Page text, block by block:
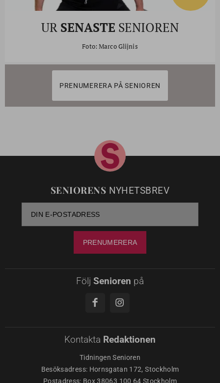
UR SENASTE SENIOREN
Foto: Marco Glijnis
PRENUMERERA PÅ SENIOREN
SENIORENS NYHETSBREV
Följ Senioren på
Kontakta Redaktionen
Tidningen Senioren
Besöksadress: Hornsgatan 172, Stockholm
Postadress: Box 38063 100 64 Stockholm